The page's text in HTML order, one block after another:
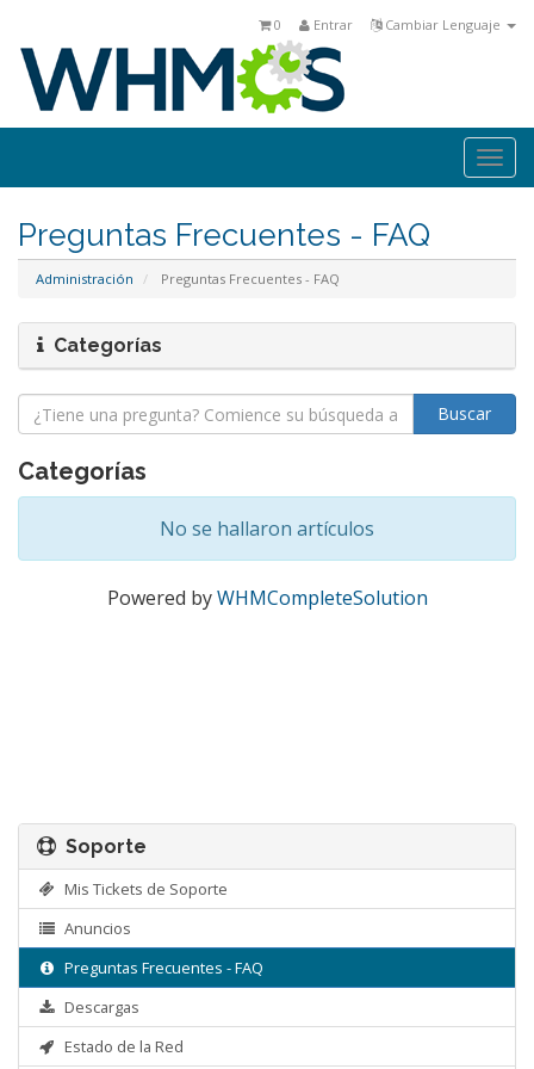
Cambiar Lenguaje
Entrar
0
Preguntas Frecuentes - FAQ
Administración Preguntas Frecuentes - FAQ
Categorías
Categorías
No se hallaron artículos
Powered byWHMCompleteSolution
Soporte
Mis Tickets de Soporte
Anuncios
Preguntas Frecuentes - FAQ
Descargas
Estado de la Red